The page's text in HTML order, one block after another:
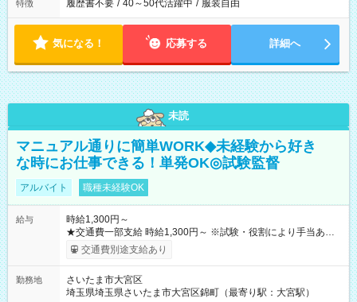
特徴 履歴書不要 / 40～50代活躍中 / 服装自由
気になる！ 応募する 詳細へ
未読
マニュアル通りに簡単WORK◆未経験から好き
な時にお仕事できる！単発OK◎試験監督
アルバイト 職種未経験OK
給与
時給1,300円～
★交通費一部支給 時給1,300円～ ※試験・役割により手当あり
※勤務回数により昇給あり 【即給（前払い）オプションあ
り！】 希望される場合、勤務から1週間ほどで給与の一部を受け
例】 ・河合塾模擬試験 8:30～17:30（休憩1時間） 時給1,300円
×8時間＝日収10,400円＋交通費 ※当日の役割により時給＋100
交通費別途支給あり
勤務地
さいたま市大宮区
埼玉県埼玉県さいたま市大宮区錦町（最寄り駅：大宮駅）